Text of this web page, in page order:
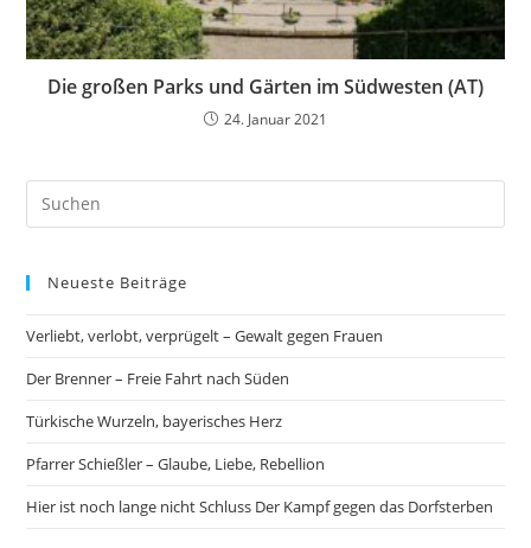
Die großen Parks und Gärten im Südwesten (AT)
24. Januar 2021
Neueste Beiträge
Verliebt, verlobt, verprügelt – Gewalt gegen Frauen
Der Brenner – Freie Fahrt nach Süden
Türkische Wurzeln, bayerisches Herz
Pfarrer Schießler – Glaube, Liebe, Rebellion
Hier ist noch lange nicht Schluss Der Kampf gegen das Dorfsterben